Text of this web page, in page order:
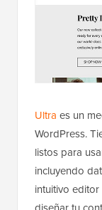
Ultra es un
WordPress.
listos para
incluyendo
intuitivo